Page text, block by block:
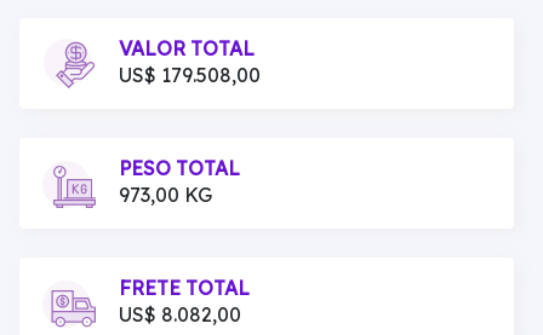
VALOR TOTAL
US$ 179.508,00
PESO TOTAL
973,00 KG
FRETE TOTAL
US$ 8.082,00